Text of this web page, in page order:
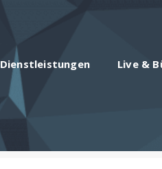
Dienstleistungen Live &